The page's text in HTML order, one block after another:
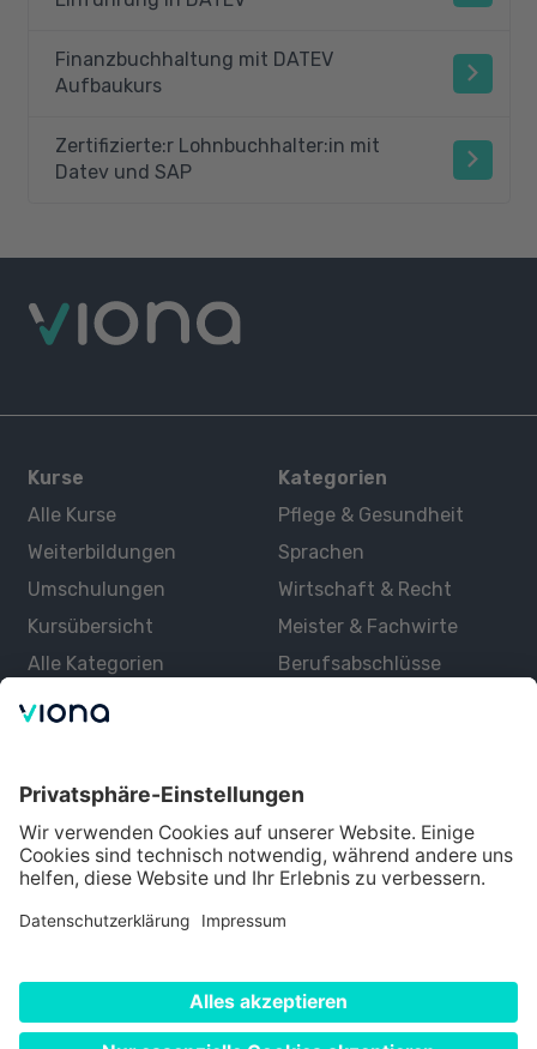
Finanzbuchhaltung mit DATEV
Aufbaukurs
Zertifizierte:r Lohnbuchhalter:in mit
Datev und SAP
Kurse
Alle Kurse
Weiterbildungen
Umschulungen
Kursübersicht
Alle Kategorien
Kategorien
Pflege & Gesundheit
Sprachen
Wirtschaft & Recht
Meister & Fachwirte
Berufsabschlüsse
Über uns
Lernen mit Viona
Alle Partner
Partner werden
Impressum